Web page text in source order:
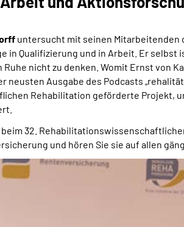
untersucht mit seinen Mitarbeitenden
in Qualifizierung und in Arbeit. Er
nicht zu denken. Womit Ernst von
neusten Ausgabe des Podcasts
Rehabilitation geförderte Projekt,
32.
und hören Sie sie auf allen